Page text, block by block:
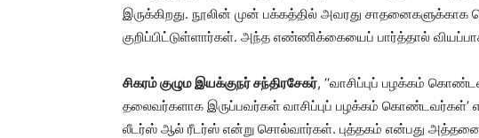
இருக்கிறது. நூலின் முன் பக்கத்தில் அவரது சாதனைகளுக்காக
குறிப்பிட்டுள்ளார்கள். அந்த எண்ணிக்கையைப் பார்த்தால்
சிகரம் குழும இயக்குநர் சந்திரசேகர், ‘‘வாசிப்புப் பழக்கம்
தலைவர்களாக இருப்பவர்கள் வாசிப்புப் பழக்கம்
லீடர்ஸ் ஆல் ரீடர்ஸ் என்று சொல்வார்கள். புத்தகம் என்பது அத்தனை